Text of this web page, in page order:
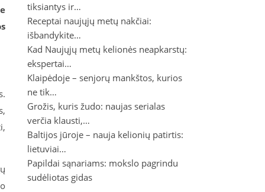
tiksiantys ir…
Receptai naujųjų metų nakčiai:
išbandykite…
Kad Naujųjų metų kelionės neapkarstų:
ekspertai…
Klaipėdoje – senjorų mankštos, kurios
ne tik…
Grožis, kuris žudo: naujas serialas
verčia klausti,…
Baltijos jūroje – nauja kelionių patirtis:
lietuviai…
Papildai sąnariams: mokslo pagrindu
sudėliotas gidas